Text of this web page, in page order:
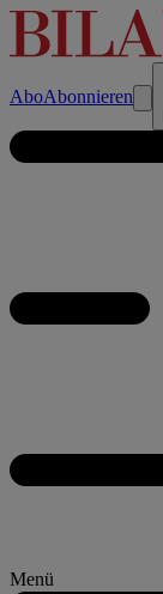
AboAbonnieren
Menü